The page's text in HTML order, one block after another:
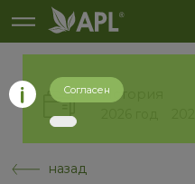
История
назад
Согласен